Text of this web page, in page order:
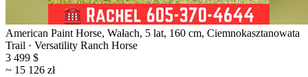
American Paint Horse, Wałach, 5 lat, 160 cm, Ciemnokasztanowata
Trail · Versatility Ranch Horse
3 499 $
~ 15 126 zł